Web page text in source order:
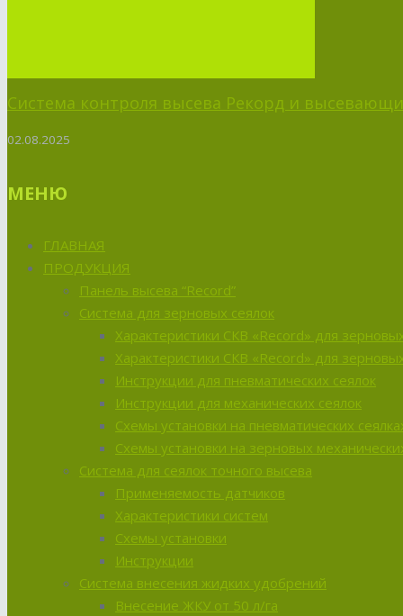
Система контроля высева Рекорд и
02.08.2025
МЕНЮ
ГЛАВНАЯ
ПРОДУКЦИЯ
Панель высева “Record”
Система для зерновых сеялок
Характеристики СКВ «Record» для
Характеристики СКВ «Record» для
Инструкции для пневматических сеялок
Инструкции для механических сеялок
Схемы установки на пневматических
Схемы установки на зерновых
Система для сеялок точного высева
Применяемость датчиков
Характеристики систем
Схемы установки
Инструкции
Система внесения жидких удобрений
Внесение ЖКУ от 50 л/га